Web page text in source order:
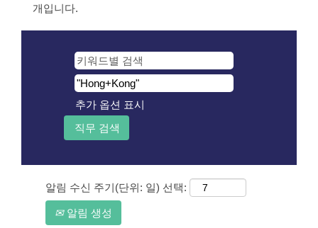
개입니다.
추가 옵션 표시
알림 수신 주기(단위: 일) 선택:
알림 생성